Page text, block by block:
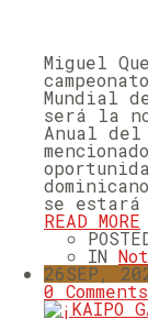
Miguel
Mundial
será la
Anual del
se
READ MORE
IN
26SEP,
0 Comments